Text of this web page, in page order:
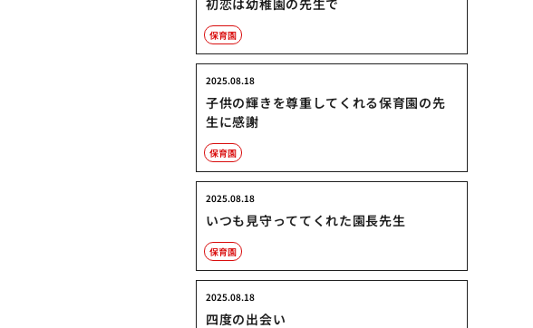
初恋は幼稚園の先生で
保育園
子供の輝きを尊重してくれる保育園の先
生に感謝
2025.08.18
保育園
いつも見守っててくれた園長先生
2025.08.18
保育園
四度の出会い
2025.08.18